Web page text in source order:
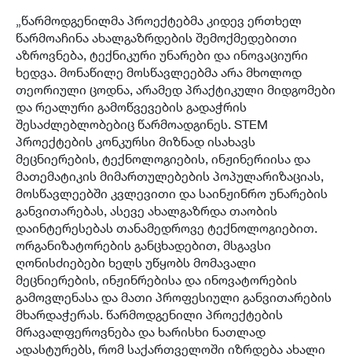
„წარმოდგენილმა პროექტებმა კიდევ ერთხელ
წარმოაჩინა ახალგაზრდების შემოქმედებითი
აზროვნება, ტექნიკური უნარები და ინოვაციური
ხედვა. მონაწილე მოსწავლეებმა არა მხოლოდ
თეორიული ცოდნა, არამედ პრაქტიკული მიდგომები
და რეალური გამოწვევების გადაჭრის
შესაძლებლობებიც წარმოადგინეს. STEM
პროექტების კონკურსი მიზნად ისახავს
მეცნიერების, ტექნოლოგიების, ინჟინერიისა და
მათემატიკის მიმართულებების პოპულარიზაციას,
მოსწავლეებში კვლევითი და საინჟინრო უნარების
განვითარებას, ასევე ახალგაზრდა თაობის
დაინტერესებას თანამედროვე ტექნოლოგიებით.
ორგანიზატორების განცხადებით, მსგავსი
ღონისძიებები ხელს უწყობს მომავალი
მეცნიერების, ინჟინრებისა და ინოვატორების
გამოვლენასა და მათი პროფესიული განვითარების
მხარდაჭერას. წარმოდგენილი პროექტების
მრავალფეროვნება და ხარისხი ნათლად
ადასტურებს, რომ საქართველოში იზრდება ახალი